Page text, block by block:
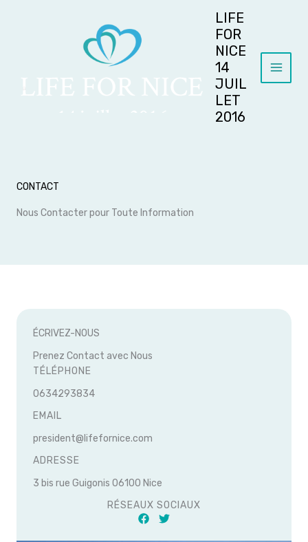
LIFE
FOR
NICE
14
JUIL
LET
2016
CONTACT
Nous Contacter pour Toute Information
ÉCRIVEZ-NOUS
Prenez Contact avec Nous
TÉLÉPHONE
0634293834
EMAIL
president@lifefornice.com
ADRESSE
3 bis rue Guigonis 06100 Nice
RÉSEAUX SOCIAUX